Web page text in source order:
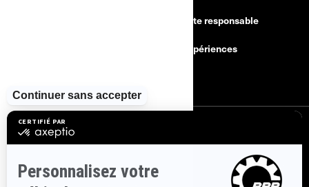
Conduite responsable
BRP Expériences
Inscrivez-vous à nos courriels. Recevez les dernières nouvelles, les
événements et les offres.